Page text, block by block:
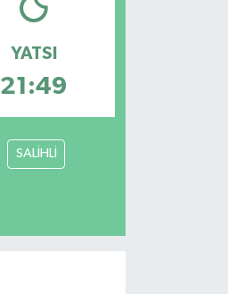
YATSI
21:49
SALİHLİ